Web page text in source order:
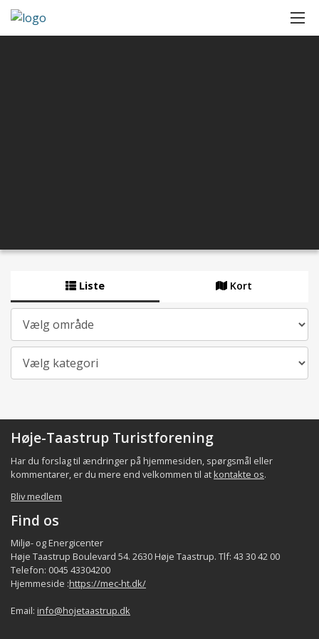
Liste Kort
Høje-Taastrup Turistforening
Har du forslag til ændringer på hjemmesiden, spørgsmål eller
kommentarer, er du mere end velkommen til at kontakte os.
Bliv medlem
Find os
Miljø- og Energicenter
Høje Taastrup Boulevard 54. 2630 Høje Taastrup. Tlf: 43 30 42 00
Telefon: 0045 43304200
Hjemmeside :https://mec-ht.dk/
Email: info@hojetaastrup.dk